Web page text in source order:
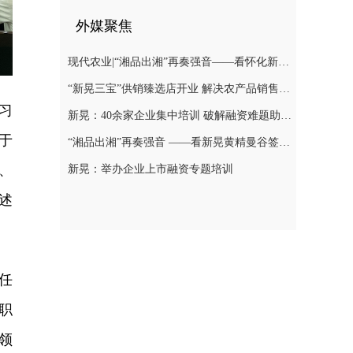
外媒聚焦
现代农业|“湘品出湘”再奏强音——看怀化新晃黄精曼谷签单背后的“强链密码”
“新晃三宝”供销臻选店开业 解决农产品销售难题
新晃：40余家企业集中培训 破解融资难题助力发展
“湘品出湘”再奏强音 ——看新晃黄精曼谷签单背后的“强链密码”
新晃：举办企业上市融资专题培训